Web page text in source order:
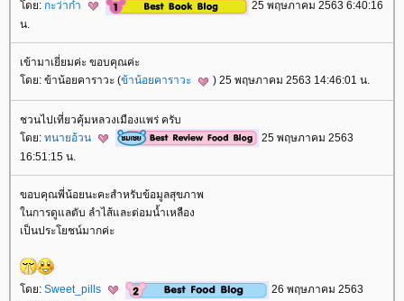
ดย: กะว่าก๋า
25 พฤษภาคม 2563 6:40:16
น.
เข้ามาเยี่ยมค่ะ ขอบคุณค่ะ
ดย: ข้าน้อยคาราวะ (ข้าน้อยคาราวะ ) 25 พฤษภาคม 2563 14:46:01 น.
ชวนไปเที่ยวคุ้มหลวงเมืองแพร่ ครับ
ดย: ทนายอ้วน
25 พฤษภาคม 2563
16:51:15 น.
ขอบคุณพี่น้อยนะคะสำหรับข้อมูลสุขภาพ
นการดูแลตับ ลำไส้และต่อมน้ำเหลือง
เป็นประโยชน์มากค่ะ
ดย: Sweet_pills
26 พฤษภาคม 2563